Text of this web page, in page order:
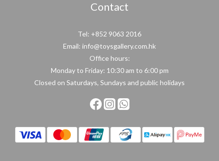
Contact
Tel: +852 9063 2016
Email: info@toysgallery.com.hk
Office hours:
Monday to Friday: 10:30 am to 6:00 pm
Closed on Saturdays, Sundays and public holidays